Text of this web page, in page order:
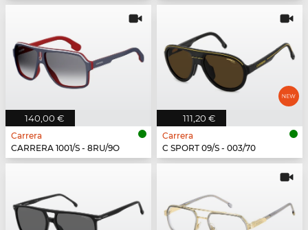
140,00 €
Carrera
CARRERA 1001/S - 8RU/9O
111,20 €
Carrera
C SPORT 09/S - 003/70